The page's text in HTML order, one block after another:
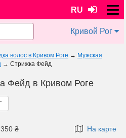
RU
Кривой Рог
волос в Кривом Роге → Мужская
→ Стрижка Фейд
Фейд в Кривом Роге
₴ На карте